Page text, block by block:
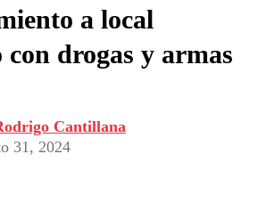
a local
con drogas y armas
Cantillana
31, 2024